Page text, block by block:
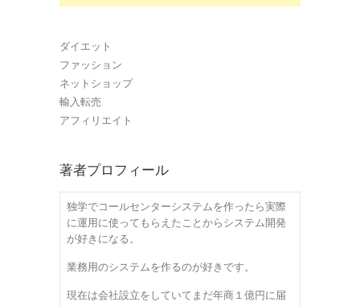
ダイエット
ファッション
ネットショップ
輸入転売
アフィリエイト
著者プロフィール
独学でコールセンターシステムを作ったら実際
に運用に使ってもらえたことからシステム開発
が好きになる。
業務用のシステムを作るのが好きです。
現在は会社設立をしていてまだ年商１億円に届